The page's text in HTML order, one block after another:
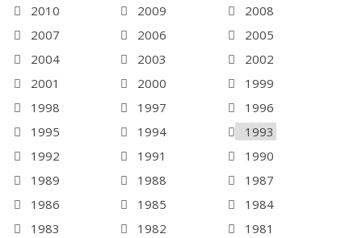
2010
2009
2008
2007
2006
2005
2004
2003
2002
2001
2000
1999
1998
1997
1996
1995
1994
1993
1992
1991
1990
1989
1988
1987
1986
1985
1984
1983
1982
1981